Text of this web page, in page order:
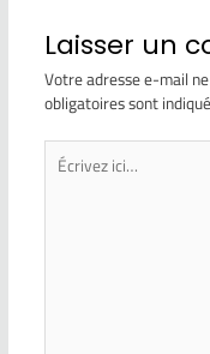
Laisser un
Votre adresse e-mail
obligatoires sont